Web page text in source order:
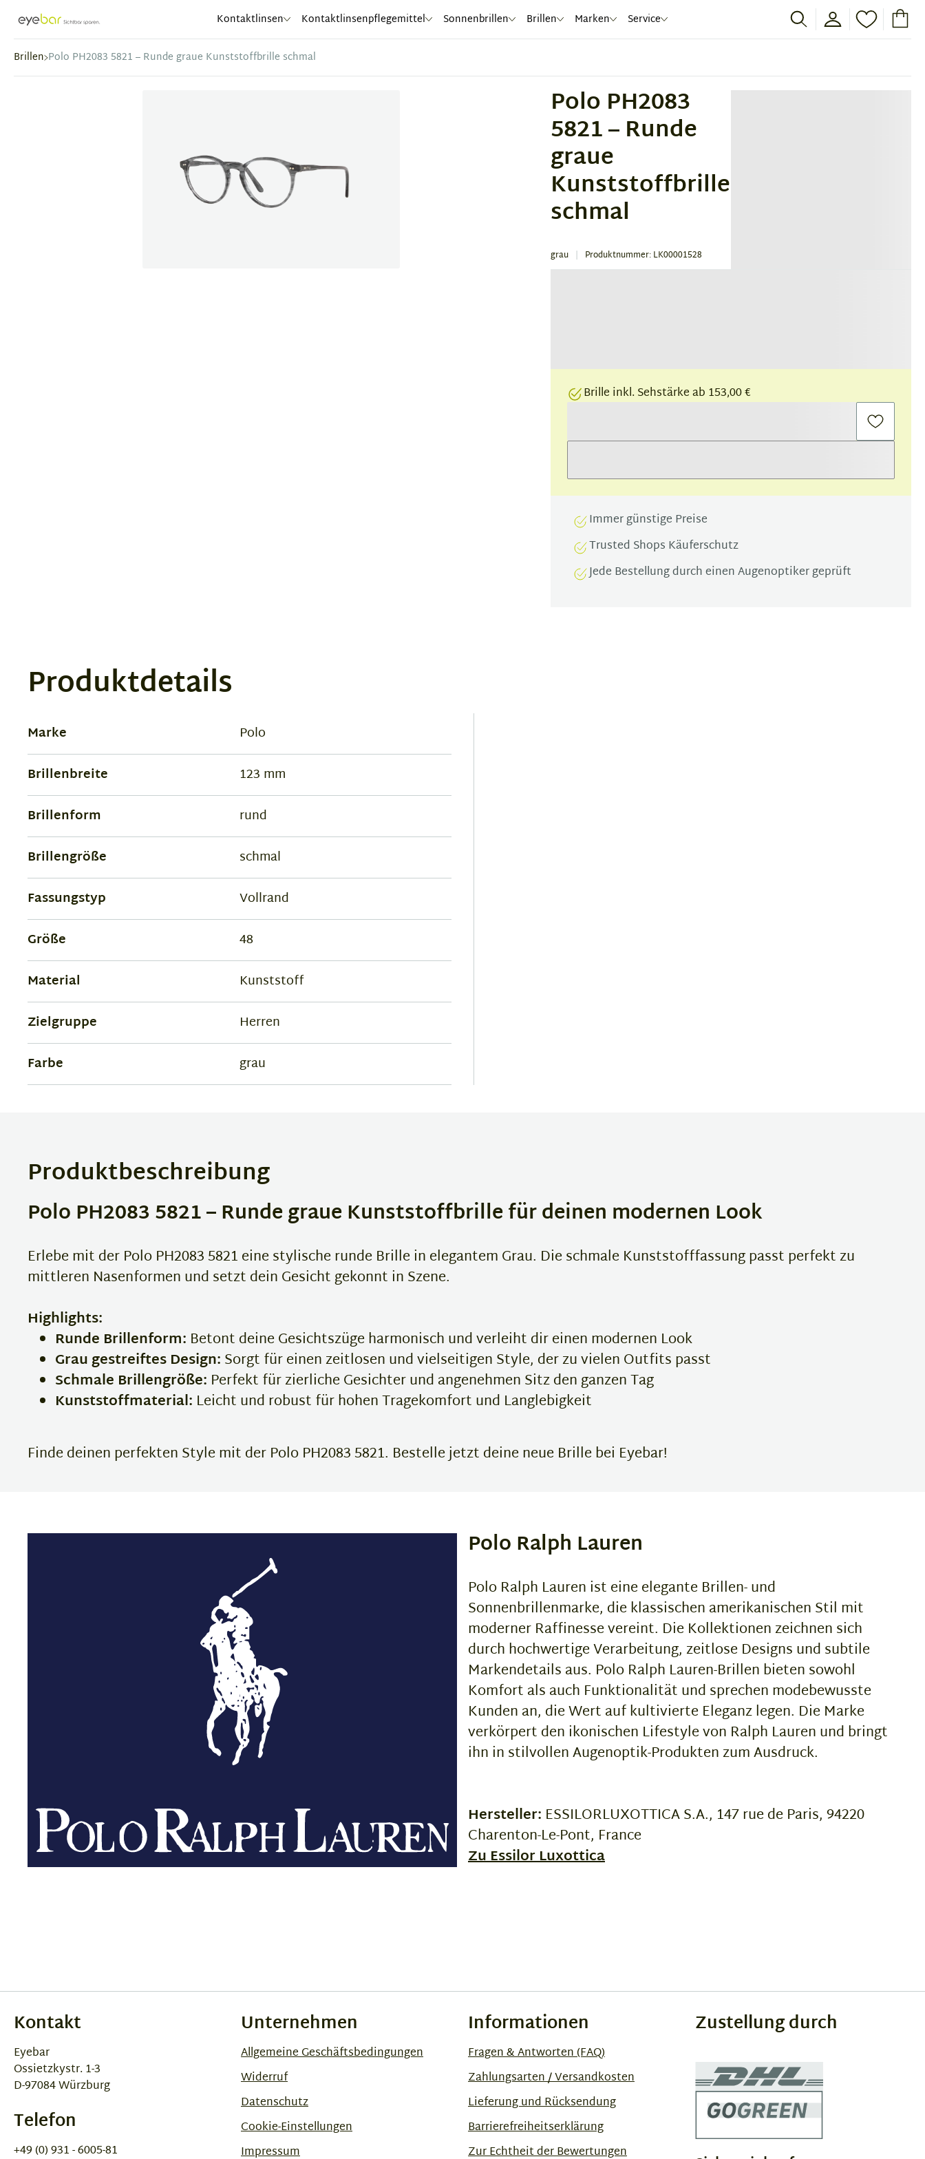
Abele Optic Kontaktlinsen Kontaktlinsenpflegemittel Sonnenbrillen Brillen Marken Service
Brillen Polo PH2083 5821 – Runde graue Kunststoffbrille schmal
Polo PH2083
5821 – Runde
graue
Kunststoffbrille
schmal
grau Produktnummer: LK00001528
Brille inkl. Sehstärke ab 153,00 €
Immer günstige Preise
Trusted Shops Käuferschutz
Jede Bestellung durch einen Augenoptiker geprüft
Produktdetails
Marke
Polo
Brillenbreite
123 mm
Brillenform
rund
Brillengröße
schmal
Fassungstyp
Vollrand
Größe
48
Material
Kunststoff
Zielgruppe
Herren
Farbe
grau
Produktbeschreibung
Polo PH2083 5821 – Runde graue Kunststoffbrille für deinen modernen Look
Erlebe mit der Polo PH2083 5821 eine stylische runde Brille in elegantem Grau. Die schmale Kunststofffassung passt perfekt zu
mittleren Nasenformen und setzt dein Gesicht gekonnt in Szene.
Highlights:
Runde Brillenform: Betont deine Gesichtszüge harmonisch und verleiht dir einen modernen Look
Grau gestreiftes Design:Sorgt für einen zeitlosen und vielseitigen Style, der zu vielen Outfits passt
Schmale Brillengröße: Perfekt für zierliche Gesichter und angenehmen Sitz den ganzen Tag
Kunststoffmaterial: Leicht und robust für hohen Tragekomfort und Langlebigkeit
Finde deinen perfekten Style mit der Polo PH2083 5821. Bestelle jetzt deine neue Brille bei Eyebar!
Polo Ralph Lauren
Polo Ralph Lauren ist eine elegante Brillen- und
Sonnenbrillenmarke, die klassischen amerikanischen Stil mit
moderner Raffinesse vereint. Die Kollektionen zeichnen sich
durch hochwertige Verarbeitung, zeitlose Designs und subtile
Markendetails aus. Polo Ralph Lauren-Brillen bieten sowohl
Komfort als auch Funktionalität und sprechen modebewusste
Kunden an, die Wert auf kultivierte Eleganz legen. Die Marke
verkörpert den ikonischen Lifestyle von Ralph Lauren und bringt
ihn in stilvollen Augenoptik-Produkten zum Ausdruck.
Hersteller: ESSILORLUXOTTICA S.A., 147 rue de Paris, 94220
Charenton-Le-Pont, France
Zu Essilor Luxottica
Kontakt
Eyebar
Ossietzkystr. 1-3
D-97084 Würzburg
Telefon
+49 (0) 931 - 6005-81
Unternehmen
Allgemeine Geschäftsbedingungen
Widerruf
Datenschutz
Cookie-Einstellungen
Impressum
Informationen
Fragen & Antworten (FAQ)
Zahlungsarten / Versandkosten
Lieferung und Rücksendung
Barrierefreiheitserklärung
Zur Echtheit der Bewertungen
Zustellung durch